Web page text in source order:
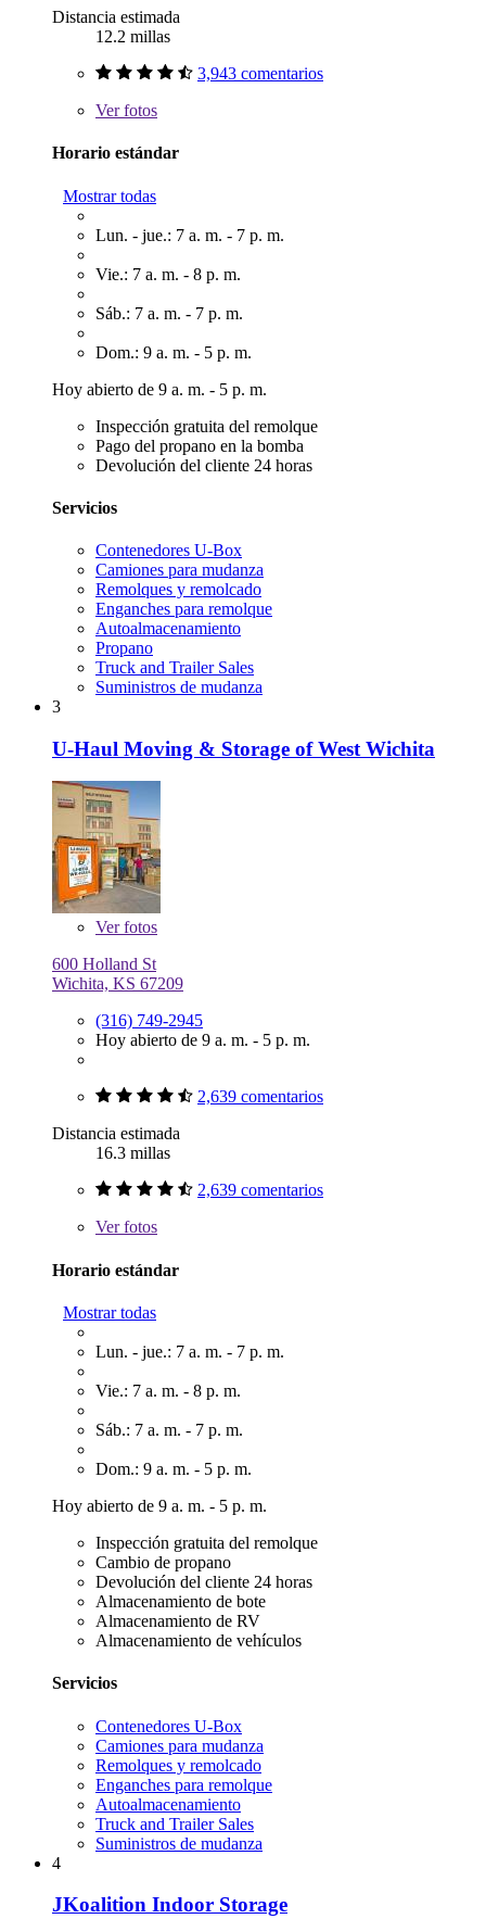
Distancia estimada
12.2 millas
3,943 comentarios
Verfotos
Horario estándar
Mostrar todas
Lun. - jue.: 7 a. m. - 7 p. m.
Vie.: 7 a. m. - 8 p. m.
Sáb.: 7 a. m. - 7 p. m.
Dom.: 9 a. m. - 5 p. m.
Hoy abierto de 9 a. m. - 5 p. m.
Inspección gratuita del remolque
Pago del propano en la bomba
Devolución del cliente 24 horas
Servicios
Contenedores U-Box
Camiones para mudanza
Remolques y remolcado
Enganches para remolque
Autoalmacenamiento
Propano
Truck and Trailer Sales
Suministros de mudanza
3
U-Haul Moving & Storage of West Wichita
Verfotos
600 Holland St
Wichita, KS 67209
(316) 749-2945
Hoy abierto de 9 a. m. - 5 p. m.
2,639 comentarios
Distancia estimada
16.3 millas
2,639 comentarios
Verfotos
Horario estándar
Mostrar todas
Lun. - jue.: 7 a. m. - 7 p. m.
Vie.: 7 a. m. - 8 p. m.
Sáb.: 7 a. m. - 7 p. m.
Dom.: 9 a. m. - 5 p. m.
Hoy abierto de 9 a. m. - 5 p. m.
Inspección gratuita del remolque
Cambio de propano
Devolución del cliente 24 horas
Almacenamiento de bote
Almacenamiento de RV
Almacenamiento de vehículos
Servicios
Contenedores U-Box
Camiones para mudanza
Remolques y remolcado
Enganches para remolque
Autoalmacenamiento
Truck and Trailer Sales
Suministros de mudanza
4
JKoalition Indoor Storage